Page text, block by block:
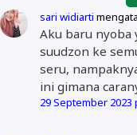
sari widiarti
Aku baru nyoba
suudzon ke
seru,
ini gimana
29 September 2023